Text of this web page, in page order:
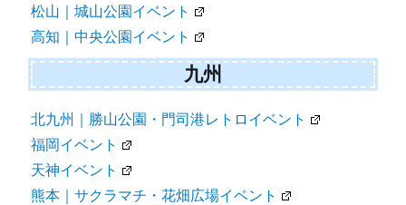
松山｜城山公園イベント
高知｜中央公園イベント
九州
北九州｜勝山公園・門司港レトロイベント
福岡イベント
天神イベント
熊本｜サクラマチ・花畑広場イベント